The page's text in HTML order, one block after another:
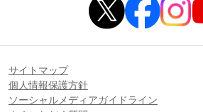
サイトマップ
個人情報保護方針
ソーシャルメディアガイドライン